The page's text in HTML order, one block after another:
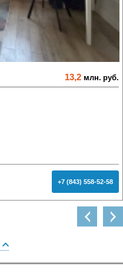
13,2 млн. руб.
+7 (843) 558-52-58